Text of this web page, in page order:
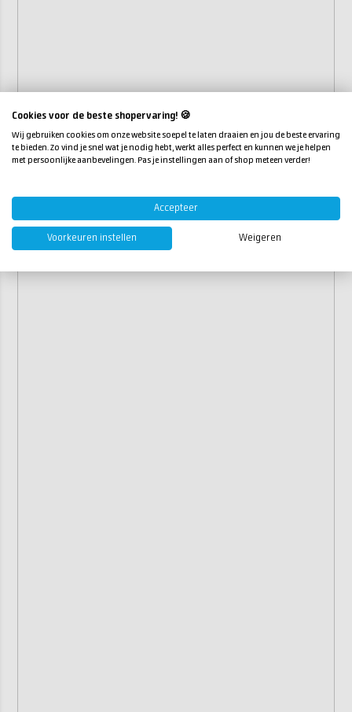
Cookies voor de beste shopervaring! 🍪
Wij gebruiken cookies om onze website soepel te laten draaien en jou de beste ervaring
te bieden. Zo vind je snel wat je nodig hebt, werkt alles perfect en kunnen we je helpen
met persoonlijke aanbevelingen. Pas je instellingen aan of shop meteen verder!
Accepteer
Voorkeuren instellen Weigeren